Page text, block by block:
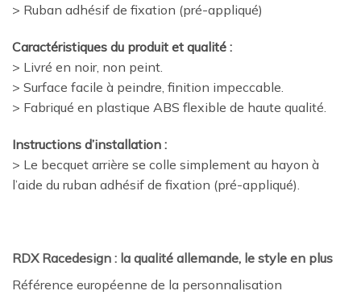
> Ruban adhésif de fixation (pré-appliqué)
Caractéristiques du produit et qualité :
> Livré en noir, non peint.
> Surface facile à peindre, finition impeccable.
> Fabriqué en plastique ABS flexible de haute qualité.
Instructions d’installation :
> Le becquet arrière se colle simplement au hayon à
l’aide du ruban adhésif de fixation (pré-appliqué).
RDX Racedesign : la qualité allemande, le style en plus
Référence européenne de la personnalisation